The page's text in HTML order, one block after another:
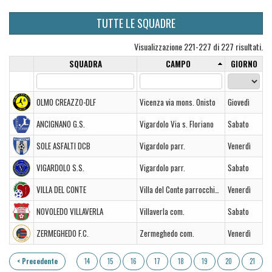
TUTTE LE SQUADRE
Visualizzazione 221-227 di 227 risultati.
SQUADRA CAMPO GIORNO
OLMO CREAZZO-DLF Vicenza via mons. Onisto
Giovedì
ANCIGNANO G.S.
Vigardolo Via s. Floriano
Sabato
SOLE ASFALTI DCB
Vigardolo parr.
Venerdì
VIGARDOLO S.S.
Vigardolo parr.
Sabato
VILLA DEL CONTE
Villa del Conte parrocchiale
Venerdì
NOVOLEDO VILLAVERLA
Villaverla com.
Sabato
ZERMEGHEDO F.C.
Zermeghedo com. Venerdì
< Precedente 14 15 16 17 18 19 20 21